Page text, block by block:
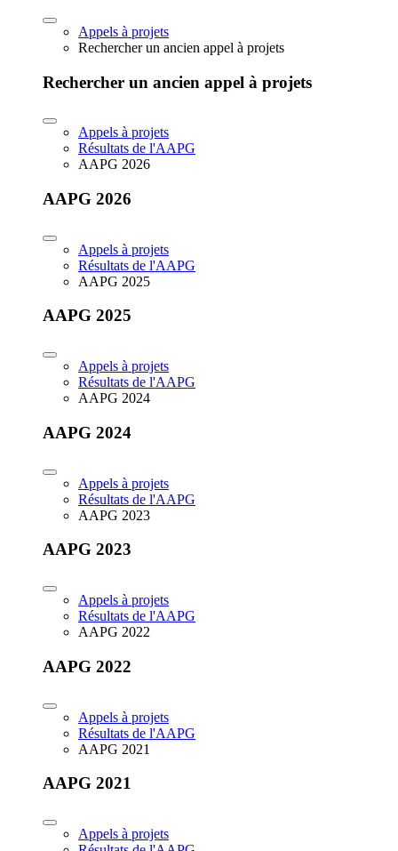
Appels à projets
Rechercher un ancien appel à projets
Rechercher un ancien appel à projets
Appels à projets
Résultats de l'AAPG
AAPG 2026
AAPG 2026
Appels à projets
Résultats de l'AAPG
AAPG 2025
AAPG 2025
Appels à projets
Résultats de l'AAPG
AAPG 2024
AAPG 2024
Appels à projets
Résultats de l'AAPG
AAPG 2023
AAPG 2023
Appels à projets
Résultats de l'AAPG
AAPG 2022
AAPG 2022
Appels à projets
Résultats de l'AAPG
AAPG 2021
AAPG 2021
Appels à projets